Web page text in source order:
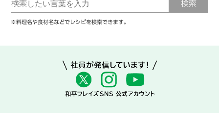
※料理名や食材名などでレシピを検索できます。